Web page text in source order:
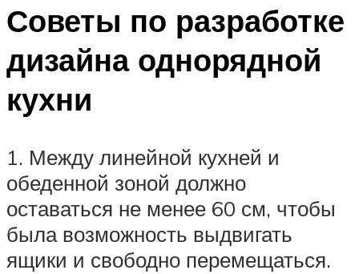
Советы по разработке
дизайна однорядной
кухни
1. Между линейной кухней и
обеденной зоной должно
оставаться не менее 60 см, чтобы
была возможность выдвигать
ящики и свободно перемещаться.